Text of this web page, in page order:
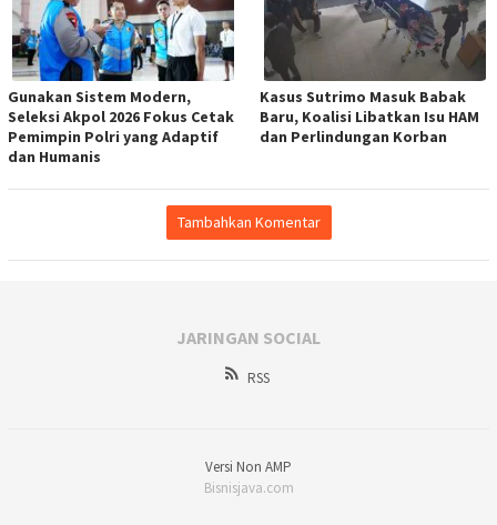
Gunakan Sistem Modern,
Seleksi Akpol 2026 Fokus Cetak
Pemimpin Polri yang Adaptif
dan Humanis
Kasus Sutrimo Masuk Babak
Baru, Koalisi Libatkan Isu HAM
dan Perlindungan Korban
Tambahkan Komentar
JARINGAN SOCIAL
RSS
Versi Non AMP
Bisnisjava.com